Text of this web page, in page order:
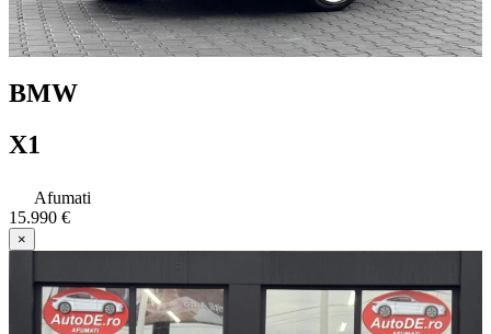
BMW
X1
Afumati
15.990 €
×